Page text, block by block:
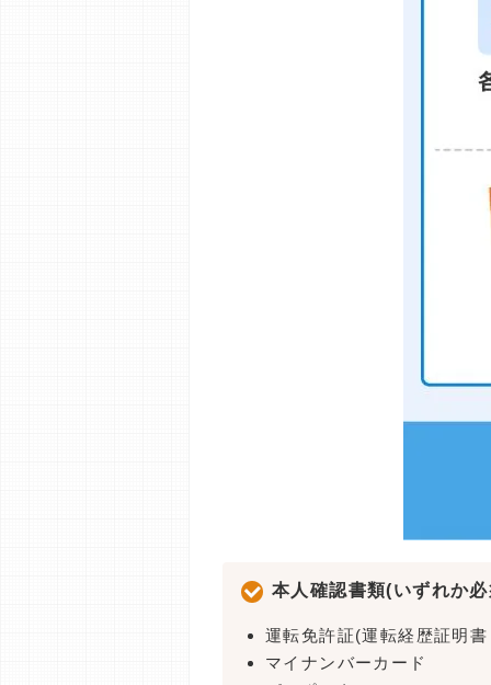
本人確認書類(いずれか
運転免許証(運転経歴証明書
マイナンバーカード